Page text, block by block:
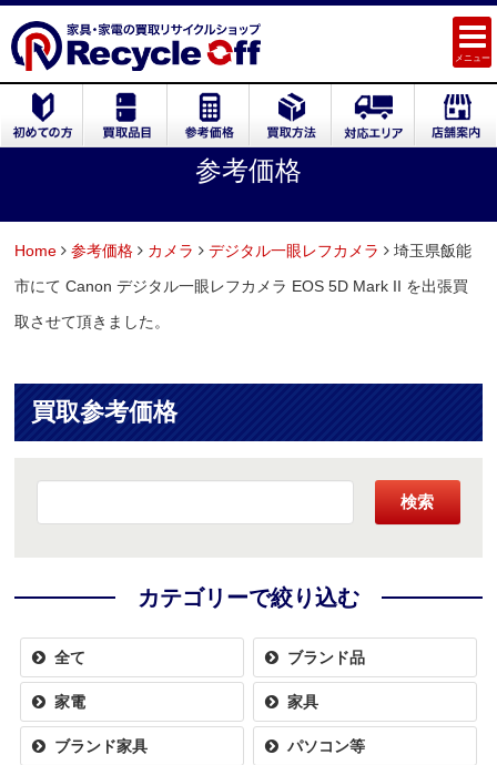
メニュー
参考価格
Home 参考価格 カメラ デジタル一眼レフカメラ
埼玉県飯能
市にて Canon デジタル一眼レフカメラ EOS 5D Mark II を出張買
取させて頂きました。
買取参考価格
検索
カテゴリーで絞り込む
全て ブランド品
家電 家具
ブランド家具 パソコン等